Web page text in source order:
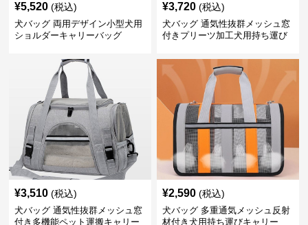
¥5,520 (税込)
犬バッグ 両用デザイン小型犬用
ショルダーキャリーバッグ
¥3,720 (税込)
犬バッグ 通気性抜群メッシュ窓
付きプリーツ加工犬用持ち運び
¥3,510 (税込)
犬バッグ 通気性抜群メッシュ窓
付き多機能ペット運搬キャリー
¥2,590 (税込)
犬バッグ 多重通気メッシュ反射
材付き犬用持ち運びキャリー